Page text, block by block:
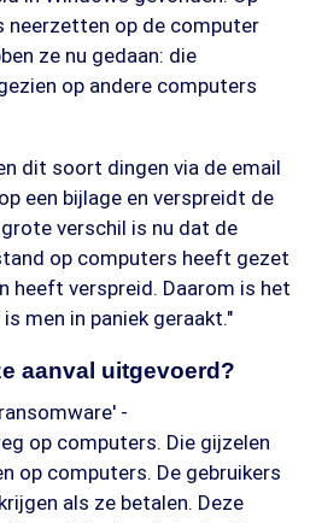
neerzetten op de computer
ze nu gedaan: die
op andere computers
dit soort dingen via de email
een bijlage en verspreidt de
verschil is nu dat de
op computers heeft gezet
heeft verspreid. Daarom is het
men in paniek geraakt."
aanval uitgevoerd?
-
op computers. Die gijzelen
op computers. De gebruikers
als ze betalen. Deze